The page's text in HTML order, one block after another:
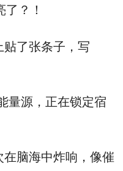
？！
了张条子，写
量源，正在锁定宿
脑海中炸响，像催